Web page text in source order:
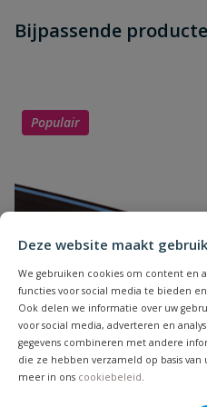
Deze website maakt
We gebruiken cookies om content en
functies voor social media te bieden
Ook delen we informatie over uw
voor social media, adverteren en
gegevens combineren met andere
die ze hebben verzameld op basis van
meer in ons cookiebeleid.
dit product?
Schrijf zelf een
Uw waardering:
Samenvatting
Beoordeling
Bijpassende
Populair